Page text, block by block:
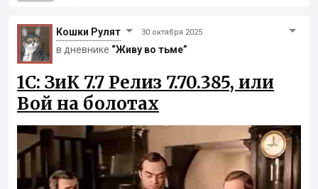
Кошки Рyлят 30 октября 2025
в дневнике “Живу во тьме”
1С: ЗиК 7.7 Релиз 7.70.385, или
Вой на болотах